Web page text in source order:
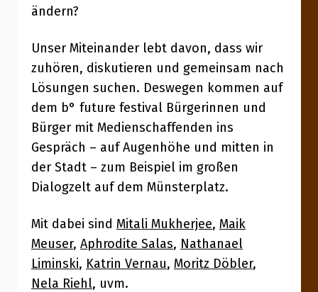
ändern?
Unser Miteinander lebt davon, dass wir
zuhören, diskutieren und gemeinsam nach
Lösungen suchen. Deswegen kommen auf
dem b° future festival Bürgerinnen und
Bürger mit Medienschaffenden ins
Gespräch – auf Augenhöhe und mitten in
der Stadt – zum Beispiel im großen
Dialogzelt auf dem Münsterplatz.
Mit dabei sind Mitali Mukherjee, Maik
Meuser, Aphrodite Salas, Nathanael
Liminski, Katrin Vernau, Moritz Döbler,
Nela Riehl, uvm.